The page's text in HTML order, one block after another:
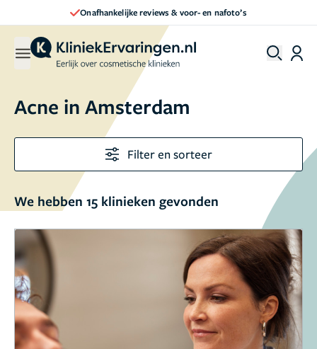
Direct een afspraak maken
Acne in Amsterdam
Filter en sorteer
We hebben 15 klinieken gevonden